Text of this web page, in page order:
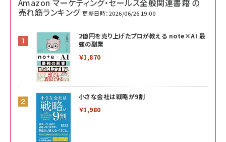
売れ筋ランキング 更新日時：2026/06/26 19:00
2億円を売り上げたプロが教える note×AI 最
強の副業
￥1,870
小さな会社は戦略が9割
￥1,980